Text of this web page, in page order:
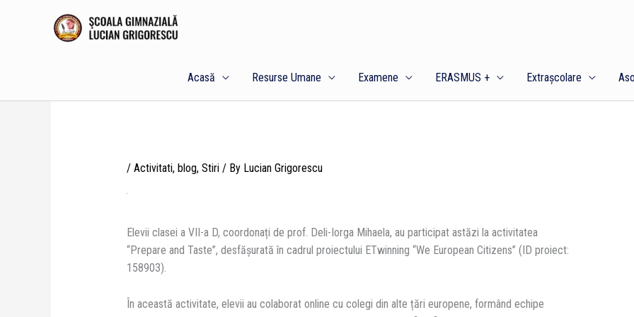
Acasă Resurse Umane Examene ERASMUS + Extrașcolare
/ Activitati, blog, Stiri/ By Lucian Grigorescu
Elevii clasei a VII-a D, coordonați de prof. Deli-Iorga Mihaela, au participat astăzi la activitatea
“Prepare and Taste”, desfășurată în cadrul proiectului ETwinning “We European Citizens” (ID proiect:
158903).
În această activitate, elevii au colaborat online cu colegi din alte țări europene, formând echipe